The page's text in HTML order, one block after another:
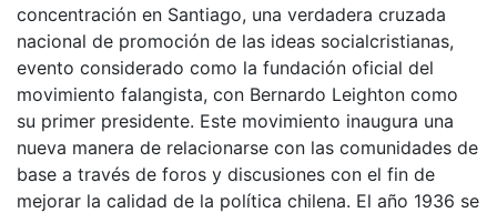
concentración en Santiago, una verdadera cruzada
nacional de promoción de las ideas socialcristianas,
evento considerado como la fundación oficial del
movimiento falangista, con Bernardo Leighton como
su primer presidente. Este movimiento inaugura una
nueva manera de relacionarse con las comunidades de
base a través de foros y discusiones con el fin de
mejorar la calidad de la política chilena. El año 1936 se